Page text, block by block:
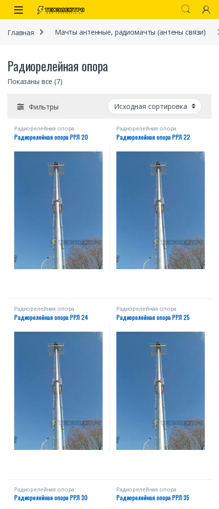
Перейти к навигации
перейти к содержанию
Open
Главная Мачты антенные, радиомачты (антены связи)
Радиорелейная опора
Показаны все (7)
Фильтры
Радиорелейная опора
Радиорелейная опора РРЛ 20
Радиорелейная опора
Радиорелейная опора РРЛ 22
Радиорелейная опора
Радиорелейная опора РРЛ 24
Радиорелейная опора
Радиорелейная опора РРЛ 25
Радиорелейная опора
Радиорелейная опора РРЛ 30
Радиорелейная опора
Радиорелейная опора РРЛ 35